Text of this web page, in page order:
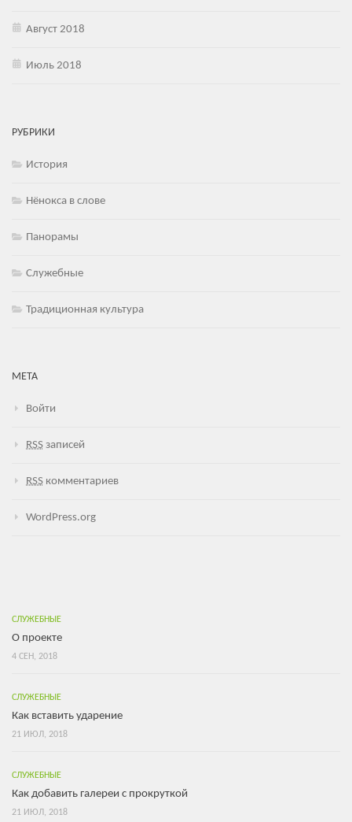
Август 2018
Июль 2018
РУБРИКИ
История
Нёнокса в слове
Панорамы
Служебные
Традиционная культура
МЕТА
Войти
RSS записей
RSS комментариев
WordPress.org
СЛУЖЕБНЫЕ
О проекте
4 СЕН, 2018
СЛУЖЕБНЫЕ
Как вставить ударение
21 ИЮЛ, 2018
СЛУЖЕБНЫЕ
Как добавить галереи с прокруткой
21 ИЮЛ, 2018